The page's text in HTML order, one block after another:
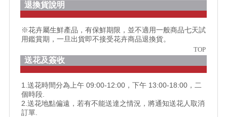
退換貨說明
※花卉屬生鮮產品，有保鮮期限，並不適用一般商品七天試
用鑑賞期，一旦出貨即不接受花卉商品退換貨。
TOP
送花及簽收
1.送花時間分為上午 09:00-12:00，下午 13:00-18:00，二
個時段.
2.送花地點偏遠，若有不能送達之情況，將通知送花人取消
訂單.